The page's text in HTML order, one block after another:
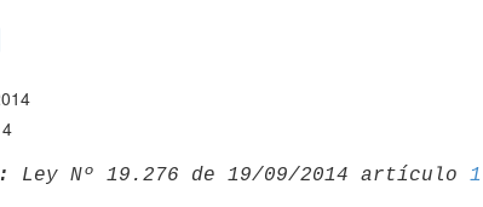
Ley Nº 19.276 de 19/09/2014 artículo 1